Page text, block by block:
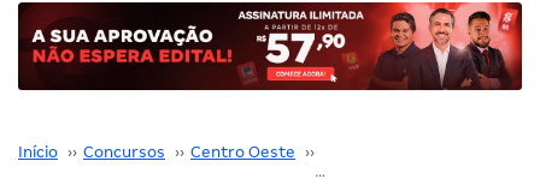
Início ›› Concursos ›› Centro Oeste ››